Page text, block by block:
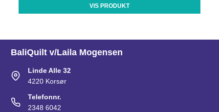
VIS PRODUKT
BaliQuilt v/Laila Mogensen
Linde Alle 32
4220 Korsør
Telefonnr.
2348 6042